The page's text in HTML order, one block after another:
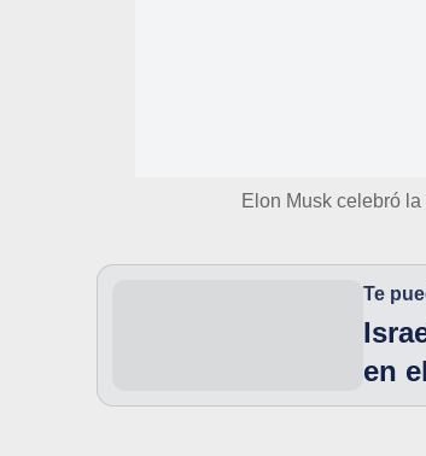
Elon Musk celebró
Te
en